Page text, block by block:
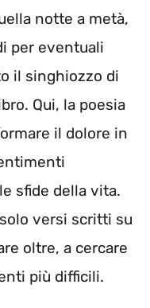
notte a metà,
per eventuali
il singhiozzo di
Qui, la poesia
il dolore in
sfide della vita.
versi scritti su
oltre, a cercare
più difficili.